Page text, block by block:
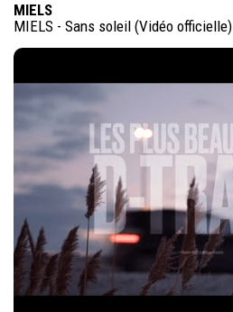
MIELS
MIELS - Sans soleil (Vidéo officielle)